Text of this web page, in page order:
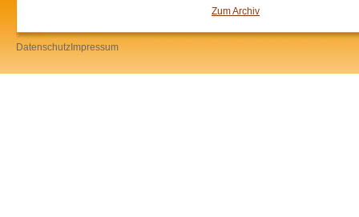
Zum Archiv
Datenschutz Impressum